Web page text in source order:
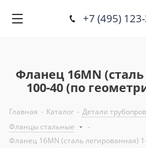
+7 (495)
Фланец 16MN
100-40 (по
Главная - Каталог - Детали
Фланцы стальные
-
Фланец 16MN (сталь легированная)